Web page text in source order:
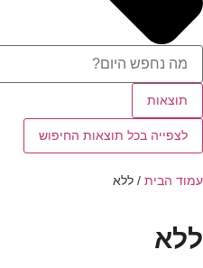
תוצאות
לצפייה בכל תוצאות החיפוש
עמוד הבית / ללא
ללא